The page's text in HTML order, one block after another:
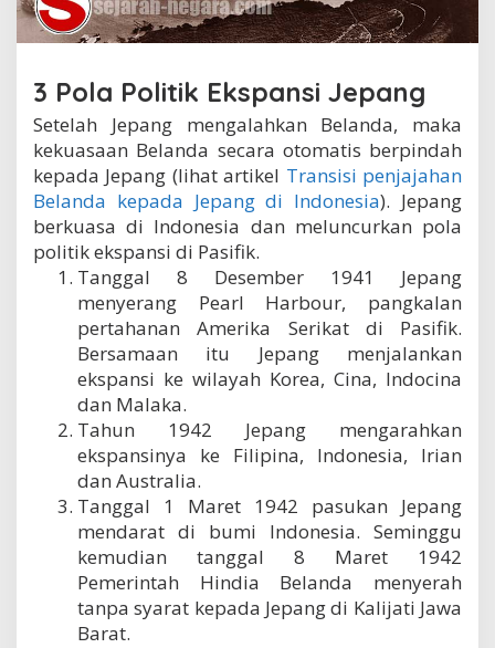
e
p
g
d
i
P
a
i
f
i
k
3 Pola Politik Ekspansi Jepang
Setelah Jepang mengalahkan Belanda, maka
kekuasaan Belanda secara otomatis berpindah
kepada Jepang (lihat artikel Transisi penjajahan
Belanda kepada Jepang di Indonesia). Jepang
berkuasa di Indonesia dan meluncurkan pola
politik ekspansi di Pasifik.
Tanggal 8 Desember 1941 Jepang
menyerang Pearl Harbour, pangkalan
pertahanan Amerika Serikat di Pasifik.
Bersamaan itu Jepang menjalankan
ekspansi ke wilayah Korea, Cina, Indocina
dan Malaka.
Tahun 1942 Jepang mengarahkan
ekspansinya ke Filipina, Indonesia, Irian
dan Australia.
Tanggal 1 Maret 1942 pasukan Jepang
mendarat di bumi Indonesia. Seminggu
kemudian tanggal 8 Maret 1942
Pemerintah Hindia Belanda menyerah
tanpa syarat kepada Jepang di Kalijati Jawa
Barat.